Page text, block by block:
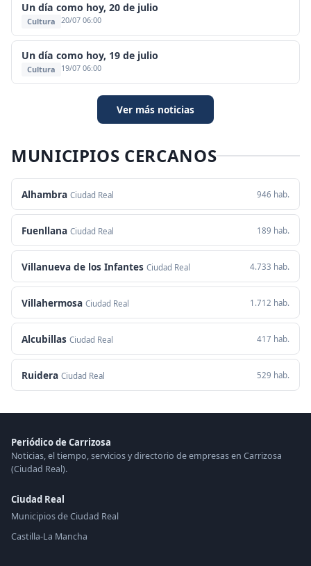
Un día como hoy, 20 de julio
Cultura 20/07 06:00
Un día como hoy, 19 de julio
Cultura 19/07 06:00
Ver más noticias
MUNICIPIOS CERCANOS
Alhambra Ciudad Real 946 hab.
Fuenllana Ciudad Real 189 hab.
Villanueva de los Infantes Ciudad Real 4.733 hab.
Villahermosa Ciudad Real 1.712 hab.
Alcubillas Ciudad Real 417 hab.
Ruidera Ciudad Real 529 hab.
Periódico de Carrizosa
Noticias, el tiempo, servicios y directorio de empresas en Carrizosa
(Ciudad Real).
Ciudad Real
Municipios de Ciudad Real
Castilla-La Mancha